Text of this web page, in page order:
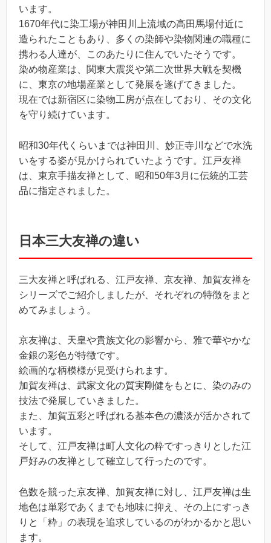
います。
1670年代に染工場が神田川上流域の高田馬場付近に
造られたこともあり、多くの染師や染物関連の職種に
携わる人達が、このあたりに住んでいたそうです。
染め物産業は、関東大震災や第二次世界大戦を契機
に、東京の地場産業として発展を遂げてきました。
現在では新宿区に染物工房が点在しており、その文化
を守り続けています。
昭和30年代くらいまでは神田川、妙正寺川などで水洗
いをする姿が見かけられていたようです。江戸友禅
は、東京手描友禅として、昭和50年3月に伝統的工芸
品に指定されました。
日本三大友禅の違い
三大友禅と呼ばれる、江戸友禅、京友禅、加賀友禅を
シリーズでご紹介しましたが、それぞれの特徴をまと
めてみましょう。
京友禅は、天皇や貴族文化の影響から、雅で華やかな
金銀の彩色が特徴です。
絵画的な柄模様が見受けられます。
加賀友禅は、武家文化の質実剛健をもとに、染のみの
技法で発展していきました。
また、加賀五彩と呼ばれる基本色の濃淡が活かされて
います。
そして、江戸友禅は町人文化の粋ですっきりとした江
戸好みの友禅として確立して行ったのです。
色数を競った京友禅、加賀友禅に対し、江戸友禅は生
地色は単彩であくまでも地味に抑え、その上にすっき
りと「粋」の表現を追求しているのがわかるかと思い
ます。